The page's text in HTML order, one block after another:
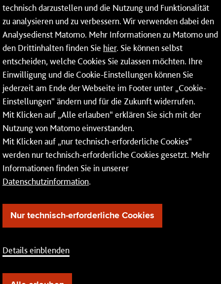
Service
Mainzer Netze GmbH
Rheinallee 41
55118 Mainz
Tel.:06131 - 12 74 74
Fax: 06131 - 12 74 77
technisch darzustellen und die Nutzung und Funktionalität
zu analysieren und zu verbessern. Wir verwenden dabei den
Analysedienst Matomo. Mehr Informationen zu Matomo und
den Drittinhalten finden Sie hier. Sie können selbst
entscheiden, welche Cookies Sie zulassen möchten. Ihre
Einwilligung und die Cookie-Einstellungen können Sie
jederzeit am Ende der Webseite im Footer unter „Cookie-
Einstellungen“ ändern und für die Zukunft widerrufen.
Mit Klicken auf „Alle erlauben“ erklären Sie sich mit der
Nutzung von Matomo einverstanden.
Mit Klicken auf „nur technisch-erforderliche Cookies“
werden nur technisch-erforderliche Cookies gesetzt. Mehr
Informationen finden Sie in unserer
Datenschutzinformation.
Nur technisch-erforderliche Cookies
Details einblenden